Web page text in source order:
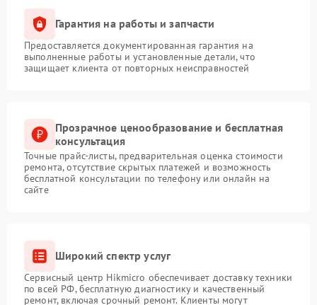
Гарантия на работы и запчасти
Предоставляется документированная гарантия на
выполненные работы и установленные детали, что
защищает клиента от повторных неисправностей
Прозрачное ценообразование и бесплатная
консультация
Точные прайс-листы, предварительная оценка стоимости
ремонта, отсутствие скрытых платежей и возможность
бесплатной консультации по телефону или онлайн на
сайте
Широкий спектр услуг
Сервисный центр Hikmicro обеспечивает доставку техники
по всей РФ, бесплатную диагностику и качественный
ремонт, включая срочный ремонт. Клиенты могут